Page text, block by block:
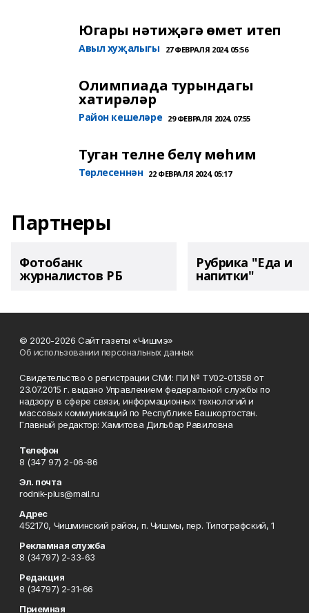
Югары нәтиҗәгә өмет итеп
Авыл хуҗалыгы 27 ФЕВРАЛЯ 2024, 05:56
Олимпиада турындагы
хатирәләр
Район кешеләре 29 ФЕВРАЛЯ 2024, 07:55
Туган телне белү мөһим
Төрлесеннән 22 ФЕВРАЛЯ 2024, 05:17
Партнеры
Фотобанк
журналистов РБ
Рубрика "Еда и
напитки"
© 2020-2026 Сайт газеты «Чишмэ»
Об использовании персональных данных
Свидетельство о регистрации СМИ: ПИ № ТУ02-01358 от
23.07.2015 г. выдано Управлением федеральной службы по
надзору в сфере связи, информационных технологий и
массовых коммуникаций по Республике Башкортостан.
Главный редактор: Хамитова Дильбар Равиловна
Телефон
8 (347 97) 2-06-86
Эл. почта
rodnik-plus@mail.ru
Адрес
452170, Чишминский район, п. Чишмы, пер. Типографский, 1
Рекламная служба
8 (34797) 2-33-63
Редакция
8 (34797) 2-31-66
Приемная